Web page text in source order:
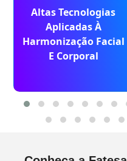
Altas Tecnologias
Aplicadas À
Harmonização Facial
E Corporal